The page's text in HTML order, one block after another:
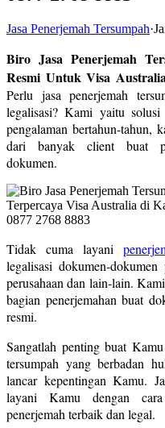
Jasa Penerjemah Tersumpah·
Biro Jasa Penerjemah
Resmi Untuk Visa
Perlu jasa penerjemah
legalisasi? Kami yaitu
pengalaman bertahun-tahun,
dari banyak client buat
dokumen.
Tidak cuma layani
legalisasi dokumen-
perusahaan dan lain-lain.
bagian penerjemahan buat
resmi.
Sangatlah penting buat
tersumpah yang berbadan
lancar kepentingan Kamu.
layani Kamu dengan cara
penerjemah terbaik dan legal.